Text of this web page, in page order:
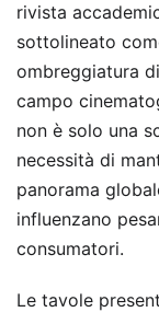
rivista
sottolineato
ombreggiatura
campo
non è solo una
necessità di
panorama
influenzano
consumatori.
Le tavole